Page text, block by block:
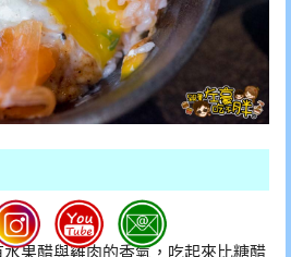
果醋與雞肉的香氣，吃起來比糖醋